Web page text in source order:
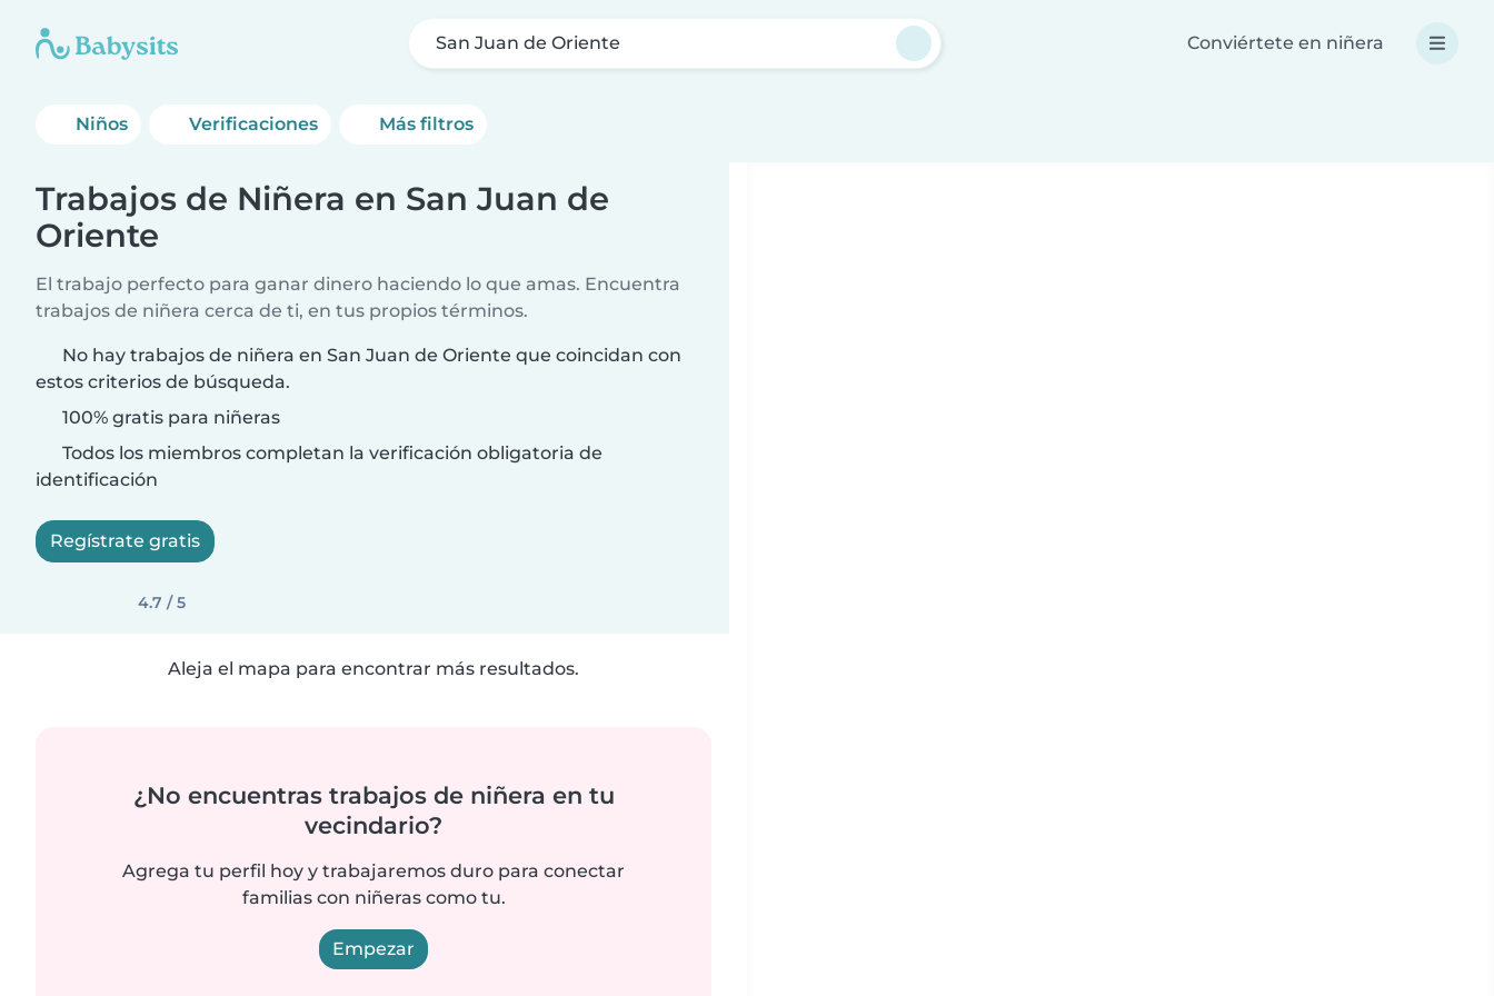
San Juan de Oriente Conviértete en niñera
Niños Verificaciones Más filtros
Trabajos de Niñera en San Juan de
Oriente
El trabajo perfecto para ganar dinero haciendo lo que amas. Encuentra
trabajos de niñera cerca de ti, en tus propios términos.
No hay trabajos de niñera en San Juan de Oriente que coincidan con
estos criterios de búsqueda.
100% gratis para niñeras
Todos los miembros completan la verificación obligatoria de
identificación
Regístrate gratis
4.7 / 5
Aleja el mapa para encontrar más resultados.
¿No encuentras trabajos de niñera en tu
vecindario?
Agrega tu perfil hoy y trabajaremos duro para conectar
familias con niñeras como tu.
Empezar